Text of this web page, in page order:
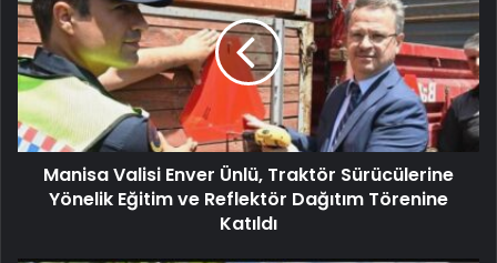
Manisa Valisi Enver Ünlü, Traktör Sürücülerine
Yönelik Eğitim ve Reflektör Dağıtım Törenine
Katıldı